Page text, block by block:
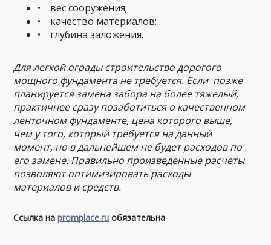
• вес сооружения;
• качество материалов;
• глубина заложения.
Для легкой ограды строительство дорогого
мощного фундамента не требуется. Если позже
планируется замена забора на более тяжелый,
практичнее сразу позаботиться о качественном
ленточном фундаменте, цена которого выше,
чем у того, который требуется на данный
момент, но в дальнейшем не будет расходов по
его замене. Правильно произведенные расчеты
позволяют оптимизировать расходы
материалов и средств.
Ссылка наpromplace.ru обязательна